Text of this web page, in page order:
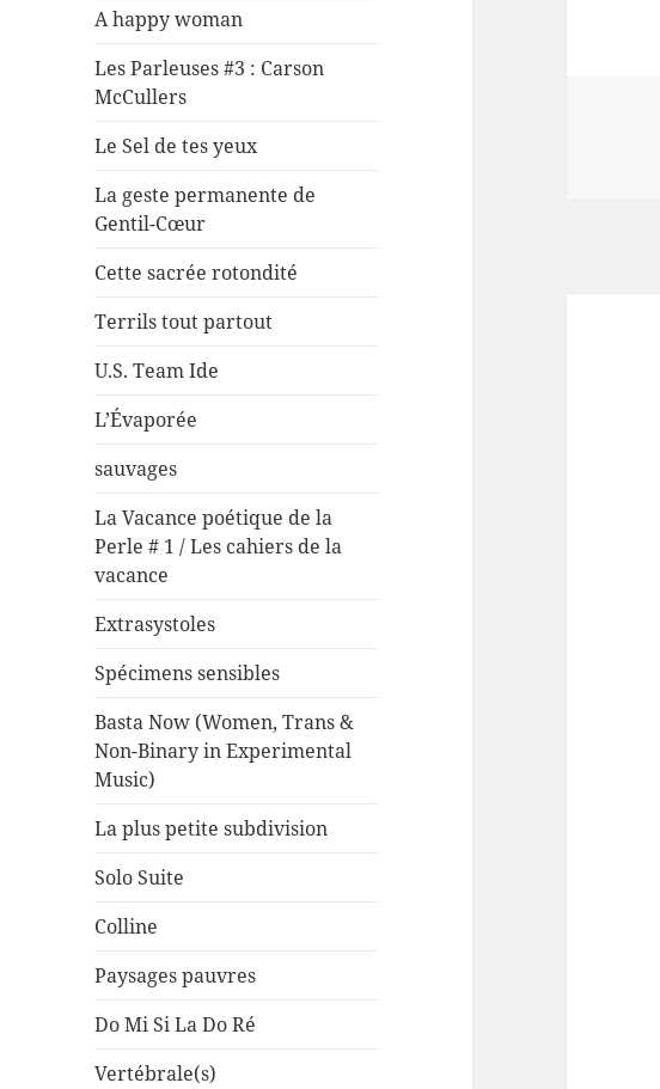
A happy woman
Les Parleuses #3 : Carson
McCullers
Le Sel de tes yeux
La geste permanente de
Gentil-Cœur
Cette sacrée rotondité
Terrils tout partout
U.S. Team Ide
L’Évaporée
sauvages
La Vacance poétique de la
Perle # 1 / Les cahiers de la
vacance
Extrasystoles
Spécimens sensibles
Basta Now (Women, Trans &
Non-Binary in Experimental
Music)
La plus petite subdivision
Solo Suite
Colline
Paysages pauvres
Do Mi Si La Do Ré
Vertébrale(s)